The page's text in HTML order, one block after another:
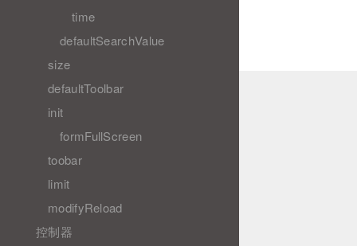
time
defaultSearchValue
size
defaultToolbar
init
formFullScreen
toobar
limit
modifyReload
控制器